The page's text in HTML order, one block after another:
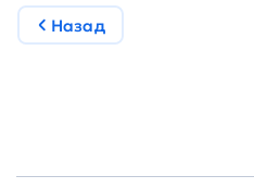
Назад